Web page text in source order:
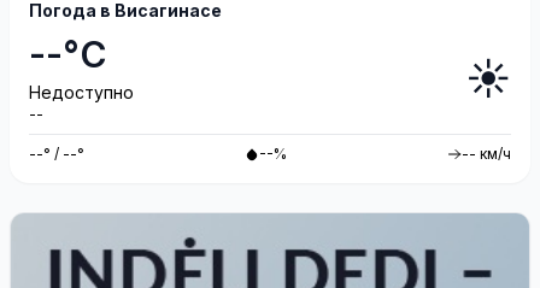
Погода в Висагинасе
--°C
Недоступно
--
☀️
--° / --° --% -- км/ч